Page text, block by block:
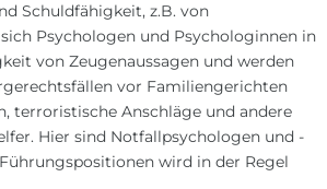
Schuldfähigkeit, z.B. von
Psychologen und Psychologinnen in
von Zeugenaussagen und werden
vor Familiengerichten
terroristische Anschläge und andere
Hier sind Notfallpsychologen und -
wird in der Regel